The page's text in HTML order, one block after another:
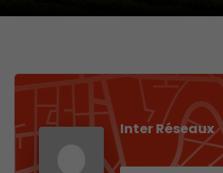
Inter Réseaux